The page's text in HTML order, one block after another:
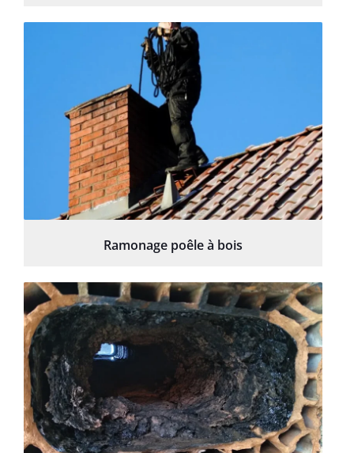
Ramonage poêle à bois